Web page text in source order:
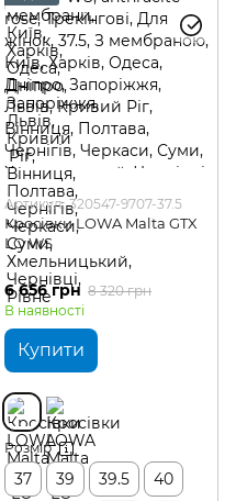
Артикул: 320547-9707-37.5
Кросівки LOWA Malta GTX
LO WS
6 656 грн 8 320 грн
В наявності
Купити
Розмір
37 39 39.5
40